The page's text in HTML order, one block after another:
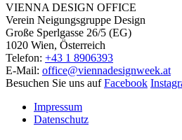
VIENNA DESIGN OFFICE
Verein Neigungsgruppe Design
Große Sperlgasse 26/5 (EG)
1020 Wien, Österreich
Telefon: +43 1 8906393
E-Mail: office@viennadesignweek.at
Besuchen Sie uns aufFacebook
Impressum
Datenschutz